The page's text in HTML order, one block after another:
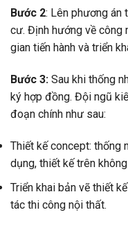
Bước 2: Lên phương án
cư. Định hướng về công
gian tiến hành và triển
Bước 3: Sau khi thống
ký hợp đồng. Đội ngũ
đoạn chính như sau:
Thiết kế concept: thống
dụng, thiết kế trên
Triển khai bản vẽ thiết
tác thi công nội thất.